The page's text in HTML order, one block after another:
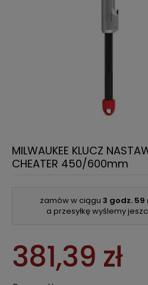
zamów w ciągu 3 godz. 59
a przesyłkę wyślemy
MILWAUKEE KLUCZ
CHEATER 450/600mm
381,39 zł